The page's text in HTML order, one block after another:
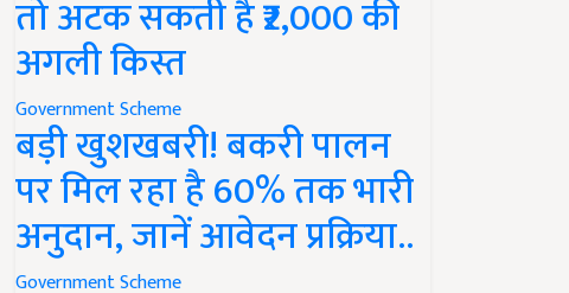
तो अटक सकती है ₹2,000 की
अगली किस्त
Government Scheme
बड़ी खुशखबरी! बकरी पालन
पर मिल रहा है 60% तक भारी
अनुदान, जानें आवेदन प्रक्रिया..
Government Scheme